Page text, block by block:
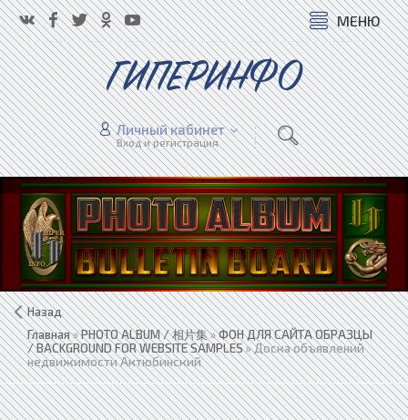
МЕНЮ
ГИПЕРИНФО
Личный кабинет
Вход и регистрация
Назад
Главная»PHOTO ALBUM / 相片集»ФОН ДЛЯ САЙТА ОБРАЗЦЫ
/ BACKGROUND FOR WEBSITE SAMPLES» Доска объявлений
недвижимости Актюбинский